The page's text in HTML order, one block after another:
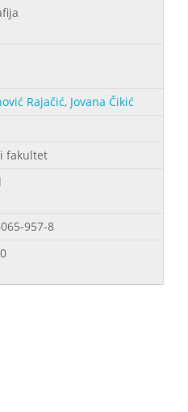
Rajačić, Jovana Čikić
fakultet
957-8